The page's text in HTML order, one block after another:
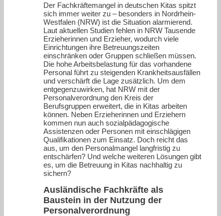
Der Fachkräftemangel in deutschen Kitas spitzt
sich immer weiter zu – besonders in Nordrhein-
Westfalen (NRW) ist die Situation alarmierend.
Laut aktuellen Studien fehlen in NRW Tausende
Erzieherinnen und Erzieher, wodurch viele
Einrichtungen ihre Betreuungszeiten
einschränken oder Gruppen schließen müssen.
Die hohe Arbeitsbelastung für das vorhandene
Personal führt zu steigenden Krankheitsausfällen
und verschärft die Lage zusätzlich. Um dem
entgegenzuwirken, hat NRW mit der
Personalverordnung den Kreis der
Berufsgruppen erweitert, die in Kitas arbeiten
können. Neben Erzieherinnen und Erziehern
kommen nun auch sozialpädagogische
Assistenzen oder Personen mit einschlägigen
Qualifikationen zum Einsatz. Doch reicht das
aus, um den Personalmangel langfristig zu
entschärfen? Und welche weiteren Lösungen gibt
es, um die Betreuung in Kitas nachhaltig zu
sichern?
Ausländische Fachkräfte als
Baustein in der Nutzung der
Personalverordnung